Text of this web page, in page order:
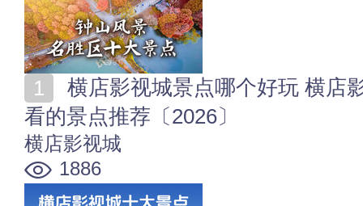
看的景点推荐〔2026〕
横店影视城
1886